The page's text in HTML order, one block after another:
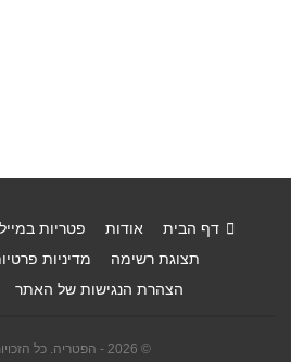
דף הבית אודות פטריות במייל
תצוגת רשימה
מדיניות
הצהרת הנגישות של האתר
© 2026 - הפטריה. כל הזכויות שמורות.